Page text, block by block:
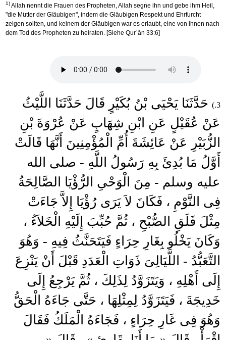
1)Allah nennt die Frauen des Propheten, Allah segne ihn und gebe ihm Heil,
"die Mütter der Gläubigen", indem die Gläubigen Respekt und Ehrfurcht
zeigen sollten, und keinem der Gläubigen war es erlaubt, eine von ihnen nach
dem Tod des Propheten zu heiraten. [Siehe Qurʾān 33:6]
3.)
حَدَّثَنَا يَحْيَى بْنُ بُكَيْرٍ قَالَ حَدَّثَنَا اللَّيْثُ
عَنْ عُقَيْلٍ عَنِ ابْنِ شِهَابٍ عَنْ عُرْوَةَ بْنِ
الزُّبَيْرِ عَنْ عَائِشَةَ أُمِّ الْمُؤْمِنِينَ أَنَّهَا قَالَتْ
أَوَّلُ مَا بُدِئَ بِهِ رَسُولُ اللَّهِ - صلى الله
عليه وسلم - مِنَ الْوَحْىِ الرُّؤْيَا الصَّالِحَةُ
فِى النَّوْمِ ، فَكَانَ لاَ يَرَى رُؤْيَا إِلاَّ جَاءَتْ
مِثْلَ فَلَقِ الصُّبْحِ ، ثُمَّ حُبِّبَ إِلَيْهِ الْخَلاَءُ ،
وَكَانَ يَخْلُو بِغَارِ حِرَاءٍ فَيَتَحَنَّثُ فِيهِ - وَهُوَ
التَّعَبُّدُ - اللَّيَالِىَ ذَوَاتِ الْعَدَدِ قَبْلَ أَنْ يَنْزِعَ
إِلَى أَهْلِهِ ، وَيَتَزَوَّدُ لِذَلِكَ ، ثُمَّ يَرْجِعُ إِلَى
خَدِيجَةَ ، فَيَتَزَوَّدُ لِمِثْلِهَا ، حَتَّى جَاءَهُ الْحَقُّ
وَهُوَ فِى غَارِ حِرَاءٍ ، فَجَاءَهُ الْمَلَكُ فَقَالَ